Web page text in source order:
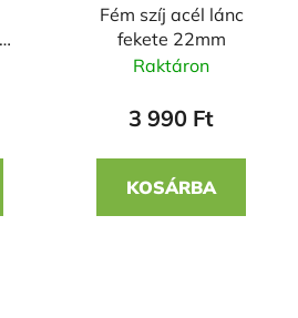
Fém szíj acél lánc
fekete 22mm
Raktáron
3 990 Ft
KOSÁRBA